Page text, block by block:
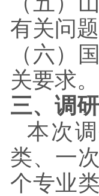
有关问
（六）
关要求。
三、调
本次
类、一
个专业